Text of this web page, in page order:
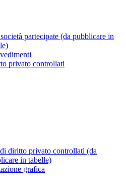
partecipate (da pubblicare in
privato controllati
diritto privato controllati (da
in tabelle)
grafica